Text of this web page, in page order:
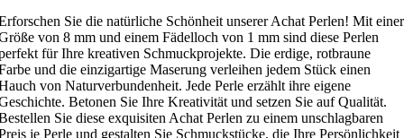
Sie die natürliche Schönheit unserer Achat Perlen! Mit einer
von 8 mm und einem Fädelloch von 1 mm sind diese Perlen
für Ihre kreativen Schmuckprojekte. Die erdige, rotbraune
und die einzigartige Maserung verleihen jedem Stück einen
von Naturverbundenheit. Jede Perle erzählt ihre eigene
Betonen Sie Ihre Kreativität und setzen Sie auf Qualität.
Sie diese exquisiten Achat Perlen zu einem unschlagbaren
je Perle und gestalten Sie Schmuckstücke, die Ihre Persönlichkeit